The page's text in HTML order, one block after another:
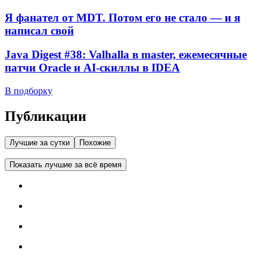
Я фанател от MDT. Потом его не стало — и я
написал свой
Java Digest #38: Valhalla в master, ежемесячные
патчи Oracle и AI-скиллы в IDEA
В подборку
Публикации
Лучшие за сутки Похожие
Показать лучшие за всё время